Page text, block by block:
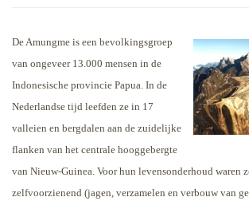
De Amungme is een bevolkingsgroep
van ongeveer 13.000 mensen in de
Indonesische provincie Papua. In de
Nederlandse tijd leefden ze in 17
valleien en bergdalen aan de zuidelijke
flanken van het centrale hooggebergte
van Nieuw-Guinea. Voor hun levensonderhoud waren
zelfvoorzienend (jagen, verzamelen en verbouw van